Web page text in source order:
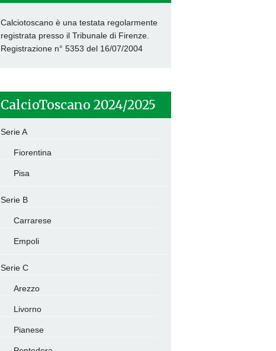
Calciotoscano è una testata regolarmente
registrata presso il Tribunale di Firenze.
Registrazione n° 5353 del 16/07/2004
CalcioToscano 2024/2025
Serie A
Fiorentina
Pisa
Serie B
Carrarese
Empoli
Serie C
Arezzo
Livorno
Pianese